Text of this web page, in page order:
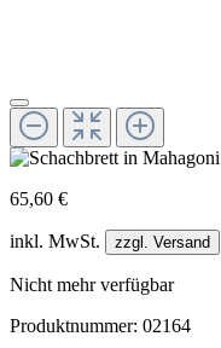
65,60 €
inkl. MwSt. zzgl. Versand
Nicht mehr verfügbar
Produktnummer: 02164